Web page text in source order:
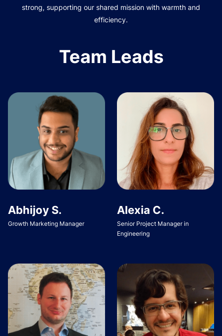
strong, supporting our shared mission with warmth and
efficiency.
Team Leads
Abhijoy S.
Growth Marketing Manager
Alexia C.
Senior Project Manager in
Engineering